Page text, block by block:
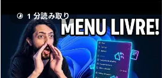
つ
い
て
さ
ら
に
読
む
1 分読み取り